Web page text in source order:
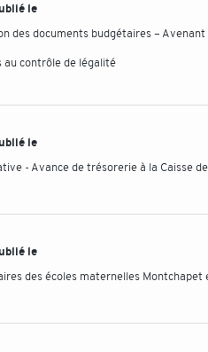
le
des documents budgétaires –
au contrôle de légalité
le
- Avance de trésorerie à la Caisse
le
des écoles maternelles